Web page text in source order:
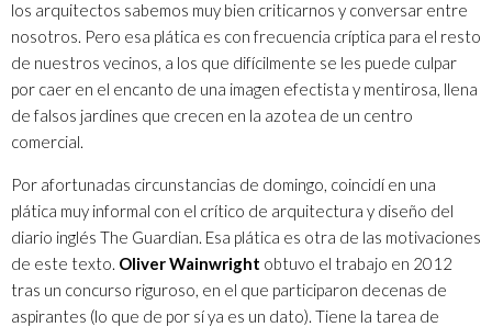
los arquitectos sabemos muy bien criticarnos y conversar entre
nosotros. Pero esa plática es con frecuencia críptica para el resto
de nuestros vecinos, a los que difícilmente se les puede culpar
por caer en el encanto de una imagen efectista y mentirosa, llena
de falsos jardines que crecen en la azotea de un centro
comercial.
Por afortunadas circunstancias de domingo, coincidí en una
plática muy informal con el crítico de arquitectura y diseño del
diario inglés The Guardian. Esa plática es otra de las motivaciones
de este texto. Oliver Wainwright obtuvo el trabajo en 2012
tras un concurso riguroso, en el que participaron decenas de
aspirantes (lo que de por sí ya es un dato). Tiene la tarea de